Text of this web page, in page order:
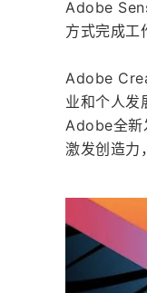
Adobe
方式完成工
Adobe
业和个人发
Adobe全新
激发创造力